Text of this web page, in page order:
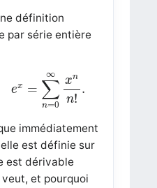
définition
par série entière
ex =
∞
∑
n=0
xn
n!
.
0∞ xn
immédiatement
est définie sur
est dérivable
et pourquoi